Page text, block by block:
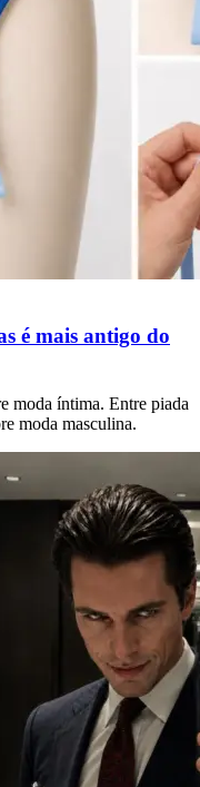
é mais antigo do
moda íntima. Entre piada
moda masculina.